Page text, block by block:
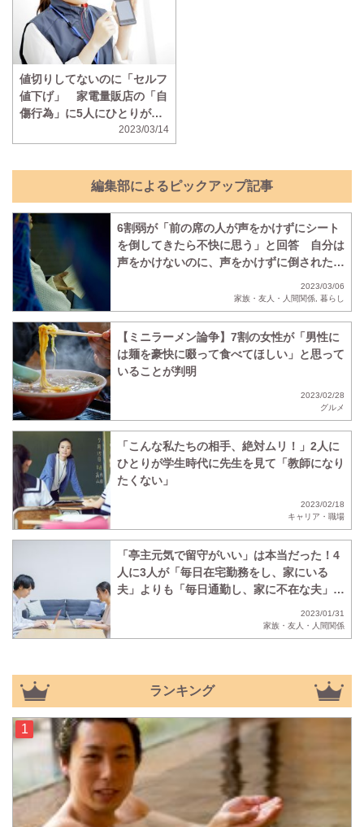
値切りしてないのに「セルフ
値下げ」 家電量販店の「自
傷行為」に5人にひとりがモ
2023/03/14
編集部によるピックアップ記事
6割弱が「前の席の人が声をかけずにシート
を倒してきたら不快に思う」と回答 自分は
声をかけないのに、声をかけずに倒されたら
2023/03/06
家族・友人・人間関係 暮らし
【ミニラーメン論争】7割の女性が「男性に
は麺を豪快に啜って食べてほしい」と思って
いることが判明
2023/02/28
グルメ
「こんな私たちの相手、絶対ムリ！」2人に
ひとりが学生時代に先生を見て「教師になり
たくない」
2023/02/18
キャリア・職場
「亭主元気で留守がいい」は本当だった！4
人に3人が「毎日在宅勤務をし、家にいる
夫」よりも「毎日通勤し、家に不在な夫」の
2023/01/31
家族・友人・人間関係
ランキング